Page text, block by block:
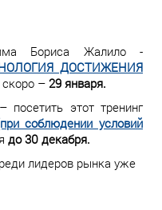
Бориса Жалило -
ДОСТИЖЕНИЯ
– 29 января.
этот тренинг
соблюдении условий
до 30 декабря.
лидеров рынка уже